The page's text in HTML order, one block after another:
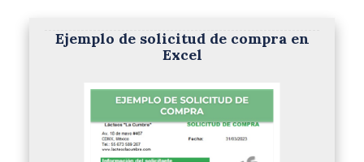
Ejemplo de solicitud de compra en
Excel